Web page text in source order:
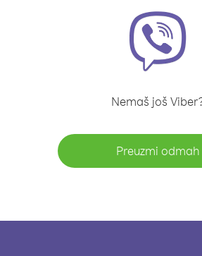
Nemaš još
Preuzmi odmah